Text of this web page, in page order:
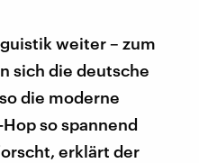
weiter – zum
sich die deutsche
die moderne
so spannend
erklärt der